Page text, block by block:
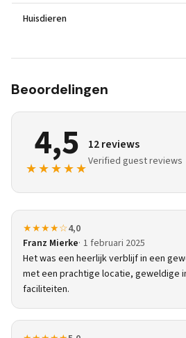
Huisdieren
Beoordelingen
4,5
★★★★★
12 reviews
Verified guest reviews
★★★★☆4,0
Franz Mierke 1 februari 2025
Het was een heerlijk verblijf in een
met een prachtige locatie, geweldige
faciliteiten.